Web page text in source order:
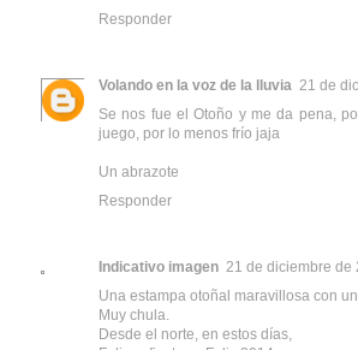
Responder
Volando en la voz de la lluvia 21 de
Se nos fue el Otoño y me da pena,
juego, por lo menos frío jaja
Un abrazote
Responder
Indicativo imagen 21 de diciembre de
Una estampa otoñal maravillosa con
Muy chula.
Desde el norte, en estos días,